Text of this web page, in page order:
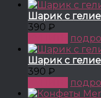
Шарик с
390 ₽
Шарик с
390 ₽